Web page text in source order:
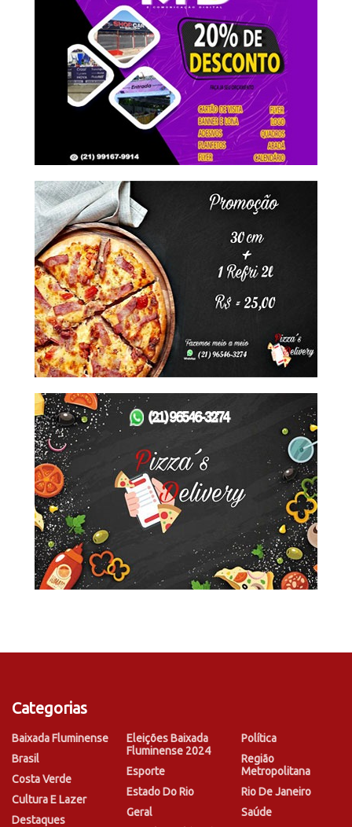
Categorias
Baixada Fluminense
Brasil
Costa Verde
Cultura E Lazer
Destaques
Eleições Baixada
Fluminense 2024
Esporte
Estado Do Rio
Geral
Política
Região
Metropolitana
Rio De Janeiro
Saúde